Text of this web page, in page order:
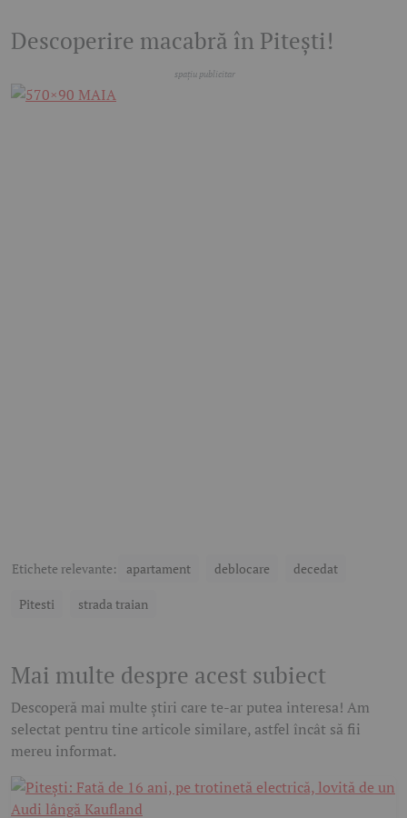
Descoperire macabră în Pitești!
Etichete relevante: apartament deblocare decedat
Pitesti strada traian
Mai multe despre acest subiect
Descoperă mai multe știri care te-ar putea interesa! Am
selectat pentru tine articole similare, astfel încât să fii
mereu informat.